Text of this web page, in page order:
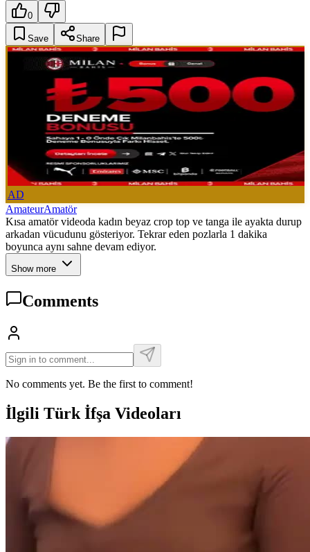
0
Save Share
AD
AmateurAmatör
Kısa amatör videoda kadın beyaz crop top ve tanga ile ayakta durup
arkadan vücudunu gösteriyor. Tekrar eden pozlarla 1 dakika
boyunca aynı sahne devam ediyor.
Show more
Comments
No comments yet. Be the first to comment!
İlgili Türk İfşa Videoları